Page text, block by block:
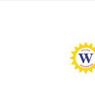
Emissioni di CO2 molto elevate